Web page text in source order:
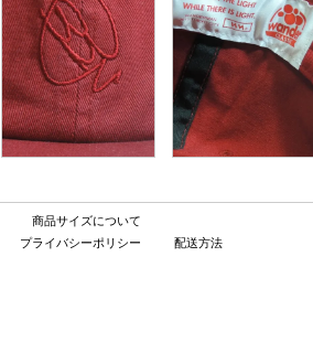
商品サイズについて
プライバシーポリシー 配送方法